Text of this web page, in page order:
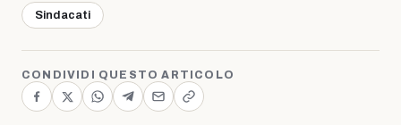
Sindacati
CONDIVIDI QUESTO ARTICOLO